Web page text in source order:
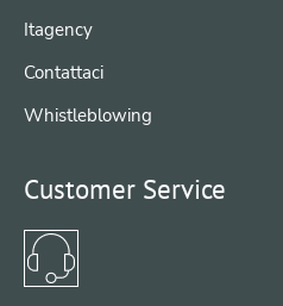
Itagency
Contattaci
Whistleblowing
Customer Service